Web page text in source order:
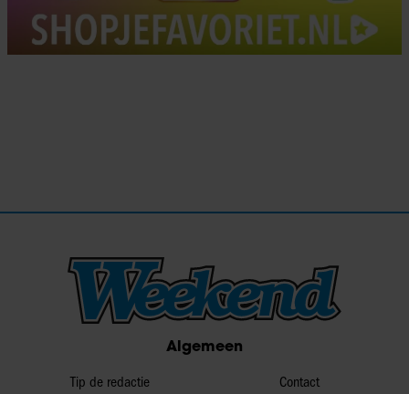
Algemeen
Tip de redactie
Contact